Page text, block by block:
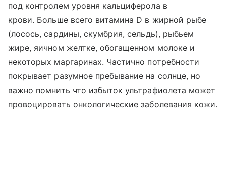
под контролем уровня кальциферола в
крови. Больше всего витамина D в жирной рыбе
(лосось, сардины, скумбрия, сельдь), рыбьем
жире, яичном желтке, обогащенном молоке и
некоторых маргаринах. Частично потребности
покрывает разумное пребывание на солнце, но
важно помнить что избыток ультрафиолета может
провоцировать онкологические заболевания кожи.